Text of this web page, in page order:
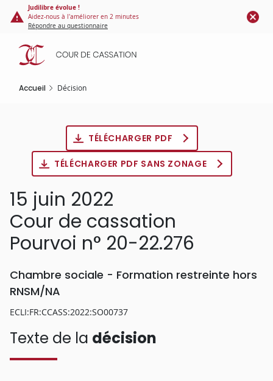
Panneau de gestion des cookies
contenu
principal
Judilibre évolue !
Aidez-nous à l'améliorer en 2 minutes
Répondre au questionnaire
Accueil Décision
TÉLÉCHARGER PDF
TÉLÉCHARGER PDF SANS ZONAGE
15 juin 2022
Cour de cassation
Pourvoi n° 20-22.276
Chambre sociale - Formation restreinte hors
RNSM/NA
ECLI:FR:CCASS:2022:SO00737
Texte de la décision